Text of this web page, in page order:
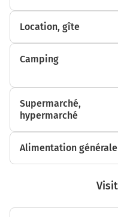
Tourner à
mètres
Tourner à
continuer sur
1,1 km
16,7 km
Continuer D7
Location, gîte
Camping
Supermarché,
hypermarché
Alimentation générale